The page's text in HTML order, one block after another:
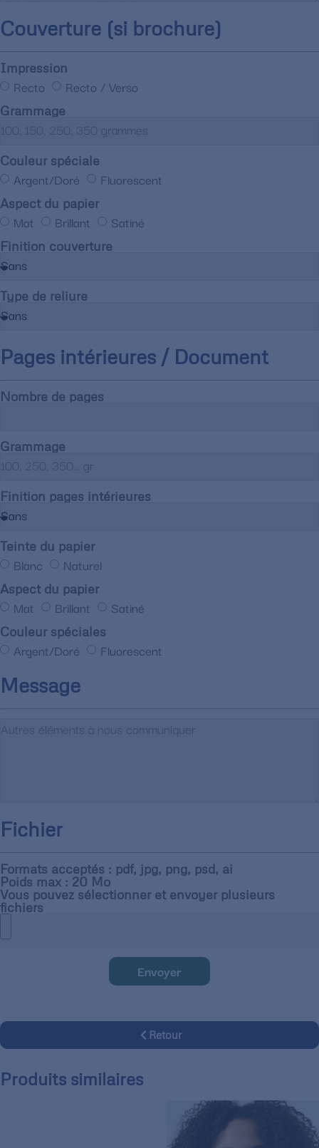
Couverture (si brochure)
Impression
Recto Recto / Verso
Grammage
Couleur spéciale
Argent/Doré Fluorescent
Aspect du papier
Mat Brillant Satiné
Finition couverture
Type de reliure
Pages intérieures / Document
Nombre de pages
Grammage
Finition pages intérieures
Teinte du papier
Blanc Naturel
Aspect du papier
Mat Brillant Satiné
Couleur spéciales
Argent/Doré Fluorescent
Message
Fichier
Formats acceptés : pdf, jpg, png, psd, ai
Poids max : 20 Mo
Vous pouvez sélectionner et envoyer plusieurs
fichiers
Envoyer
Retour
Produits similaires